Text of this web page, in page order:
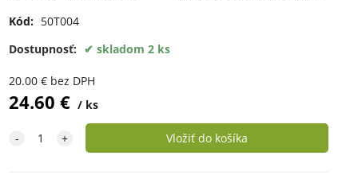
Kód: 50T004
Dostupnosť:
skladom 2 ks
20.00 € bez DPH
24.60 € ks